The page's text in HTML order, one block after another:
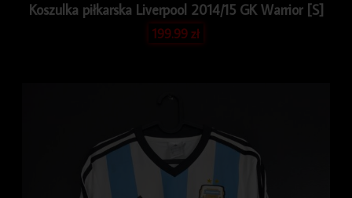
Koszulka piłkarska Liverpool 2014/15 GK Warrior [S]
199.99zł